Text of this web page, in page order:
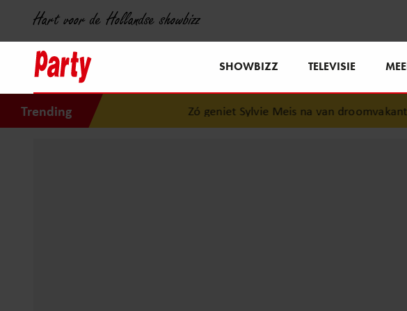
Hart voor de Hollandse showbizz
SHOWBIZZ TELEVISIE
Trending Zó geniet Sylvie Meis na van droomvakantie